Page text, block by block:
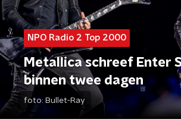
NPO Radio 2 Top 2000
Metallica schreef Enter
binnen twee dagen
foto: Bullet-Ray